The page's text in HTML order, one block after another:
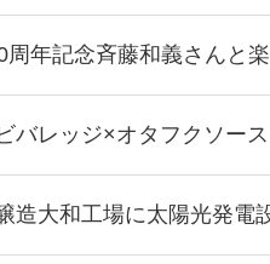
周年記念斉藤和義さんと
バレッジ×オタフクソー
造大和工場に太陽光発電